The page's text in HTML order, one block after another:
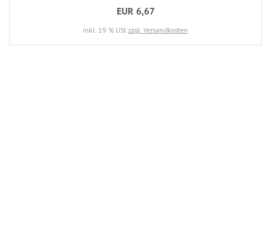
EUR 6,67
inkl. 19 % USt zzgl. Versandkosten